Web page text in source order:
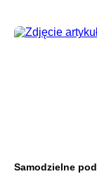
Samodzielne